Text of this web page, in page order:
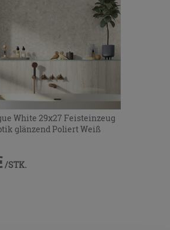
White 29x27 Feisteinzeug
glänzend Poliert Weiß
/STK.